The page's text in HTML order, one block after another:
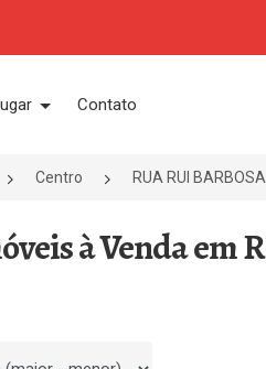
Contato
Centro RUA RUI BARBOSA
à Venda em